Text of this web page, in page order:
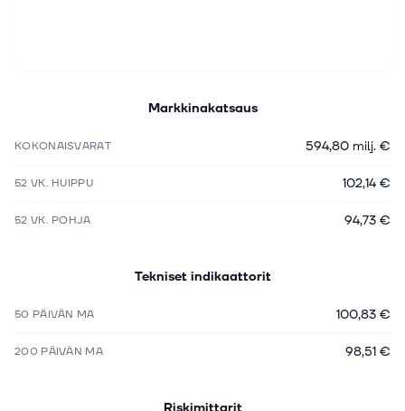
Markkinakatsaus
KOKONAISVARAT 594,80 milj. €
52 VK. HUIPPU 102,14 €
52 VK. POHJA 94,73 €
Tekniset indikaattorit
50 PÄIVÄN MA 100,83 €
200 PÄIVÄN MA 98,51 €